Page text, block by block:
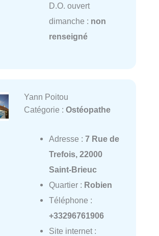
D.O. ouvert
dimanche : non
renseigné
Yann Poitou
Catégorie : Ostéopathe
Adresse : 7 Rue de
Trefois, 22000
Saint-Brieuc
Quartier : Robien
Téléphone :
+33296761906
Site internet :